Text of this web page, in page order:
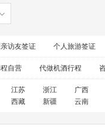
访友签证 个人旅游签证
程自营 代做机酒行程
江苏 浙江
广西
西藏 新疆 云南